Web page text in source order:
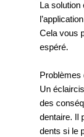
La solution
Cela vous
espéré.
Problèmes
Un
des
dentaire. Il
dents si le